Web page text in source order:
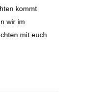
kommt
wir im
mit euch